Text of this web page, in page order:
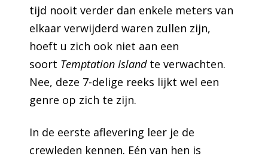
tijd nooit verder dan enkele meters van
elkaar verwijderd waren zullen zijn,
hoeft u zich ook niet aan een
soort Temptation Islandte verwachten.
Nee, deze 7-delige reeks lijkt wel een
genre op zich te zijn.
In de eerste aflevering leer je de
crewleden kennen. Eén van hen is